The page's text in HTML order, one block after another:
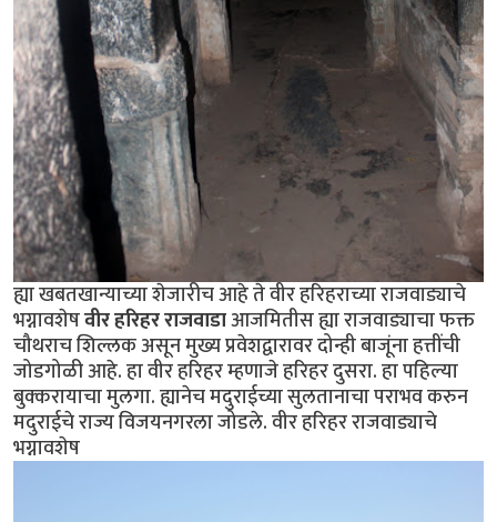
ह्या खबतखान्याच्या शेजारीच आहे ते वीर हरिहराच्या राजवाड्याचे
भग्नावशेषवीर हरिहर राजवाडाआजमितीस ह्या राजवाड्याचा फक्त
चौथराच शिल्लक असून मुख्य प्रवेशद्वारावर दोन्ही बाजूंना हत्तींची
जोडगोळी आहे. हा वीर हरिहर म्हणाजे हरिहर दुसरा. हा पहिल्या
बुक्करायाचा मुलगा. ह्यानेच मदुराईच्या सुलतानाचा पराभव करुन
मदुराईचे राज्य विजयनगरला जोडले. वीर हरिहर राजवाड्याचे
भग्नावशेष